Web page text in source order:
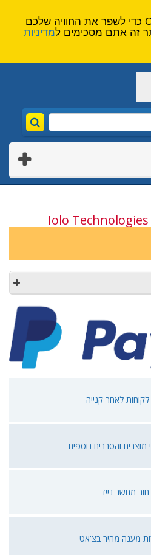
לאחר קנייה
מוצרים והסברים נוספים
מחשב נייד
מענה מהיר בצ'אט
אנו משתמשים ב-Cookies כדי לשפר את החוויה שלכם
זה אתם מסכימים למדיניות